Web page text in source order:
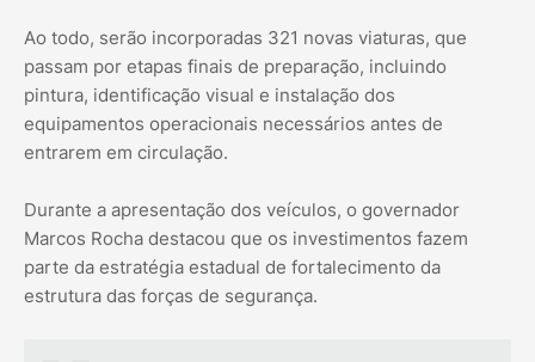
Ao todo, serão incorporadas 321 novas viaturas, que
passam por etapas finais de preparação, incluindo
pintura, identificação visual e instalação dos
equipamentos operacionais necessários antes de
entrarem em circulação.
Durante a apresentação dos veículos, o governador
Marcos Rocha destacou que os investimentos fazem
parte da estratégia estadual de fortalecimento da
estrutura das forças de segurança.